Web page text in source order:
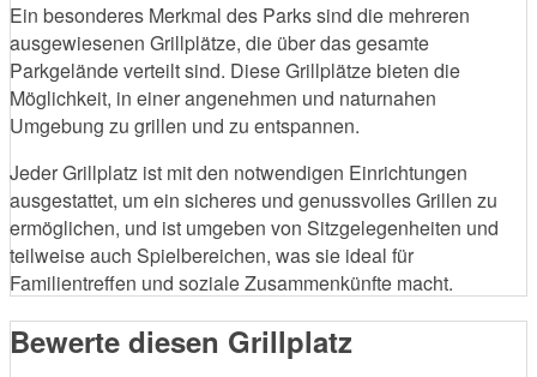
Ein besonderes Merkmal des Parks sind die mehreren
ausgewiesenen Grillplätze, die über das gesamte
Parkgelände verteilt sind. Diese Grillplätze bieten die
Möglichkeit, in einer angenehmen und naturnahen
Umgebung zu grillen und zu entspannen.
Jeder Grillplatz ist mit den notwendigen Einrichtungen
ausgestattet, um ein sicheres und genussvolles Grillen zu
ermöglichen, und ist umgeben von Sitzgelegenheiten und
teilweise auch Spielbereichen, was sie ideal für
Familientreffen und soziale Zusammenkünfte macht.
Bewerte diesen Grillplatz